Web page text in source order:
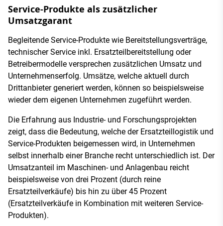
Service-Produkte als zusätzlicher
Umsatzgarant
Begleitende Service-Produkte wie Bereitstellungsverträge,
technischer Service inkl. Ersatzteilbereitstellung oder
Betreibermodelle versprechen zusätzlichen Umsatz und
Unternehmenserfolg. Umsätze, welche aktuell durch
Drittanbieter generiert werden, können so beispielsweise
wieder dem eigenen Unternehmen zugeführt werden.
Die Erfahrung aus Industrie- und Forschungsprojekten
zeigt, dass die Bedeutung, welche der Ersatzteillogistik und
Service-Produkten beigemessen wird, in Unternehmen
selbst innerhalb einer Branche recht unterschiedlich ist. Der
Umsatzanteil im Maschinen- und Anlagenbau reicht
beispielsweise von drei Prozent (durch reine
Ersatzteilverkäufe) bis hin zu über 45 Prozent
(Ersatzteilverkäufe in Kombination mit weiteren Service-
Produkten).